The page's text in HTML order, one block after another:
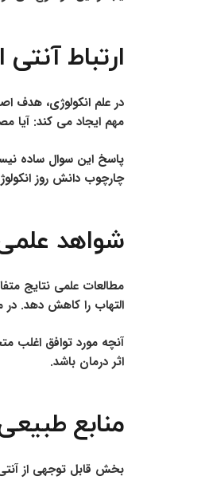
ارتباط
در علم انکولوژی،
مهم ایجاد می کند: آیا
پاسخ این سوال ساده
چارچوب دانش روز
شواهد
مطالعات علمی نتایج
التهاب را کاهش دهد.
آنچه مورد توافق اغلب
اثر درمان باشد.
منابع
بخش قابل توجهی از